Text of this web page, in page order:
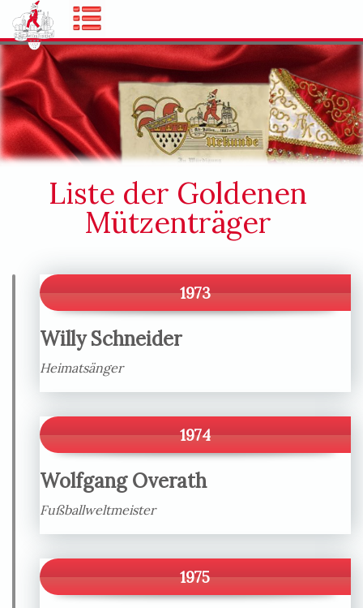
Liste der Goldenen
Mützenträger
1973
Willy Schneider
Heimatsänger
1974
Wolfgang Overath
Fußballweltmeister
1975